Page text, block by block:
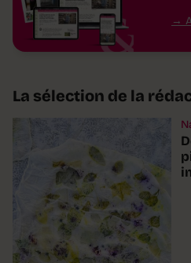
La sélection de la